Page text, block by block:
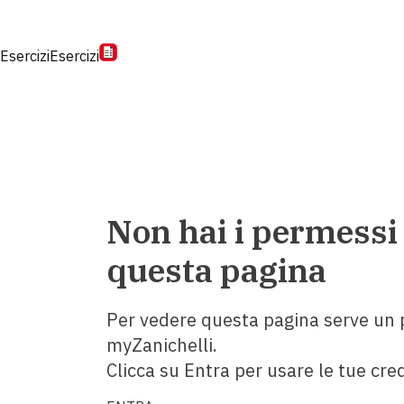
EserciziEsercizi
Non hai i
questa pagina
Per vedere questa pagina serve un
myZanichelli.
Clicca su Entra per usare le tue